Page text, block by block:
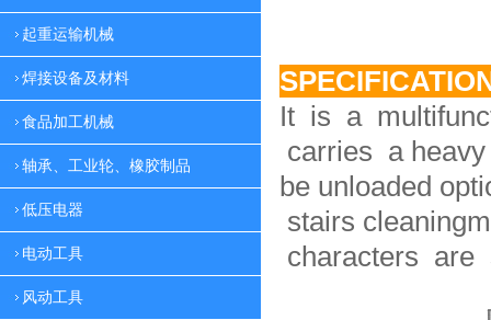
起重运输机械
焊接设备及材料
食品加工机械
轴承、工业轮、橡胶制品
低压电器
电动工具
风动工具
It is a
carries a
be unloaded
stairs
characters